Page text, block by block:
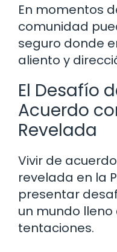
En momentos
comunidad
seguro donde
aliento y
El Desafío
Acuerdo
Revelada
Vivir de
revelada en la
presentar
un mundo
tentaciones.